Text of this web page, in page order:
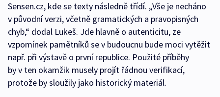
Sensen.cz, kde se texty následně třídí. „Vše je necháno
v původní verzi, včetně gramatických a pravopisných
chyb,“ dodal Lukeš. Jde hlavně o autenticitu, ze
vzpomínek pamětníků se v budoucnu bude moci vytěžit
např. při výstavě o první republice. Použité příběhy
by v ten okamžik musely projít řádnou verifikací,
protože by sloužily jako historický materiál.